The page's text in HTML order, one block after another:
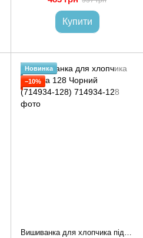
Купити
Новинка
−10%
Вишиванка для хлопчика підлітка 128 Чорний (714934-128)